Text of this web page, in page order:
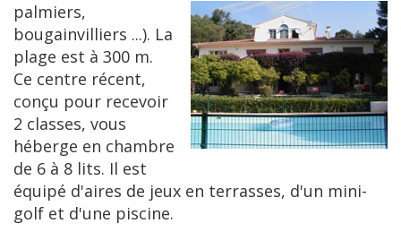
palmiers,
bougainvilliers ...). La
plage est à 300 m.
Ce centre récent,
conçu pour recevoir
2 classes, vous
héberge en chambre
de 6 à 8 lits. Il est
équipé d'aires de jeux en terrasses, d'un mini-
golf et d'une piscine.